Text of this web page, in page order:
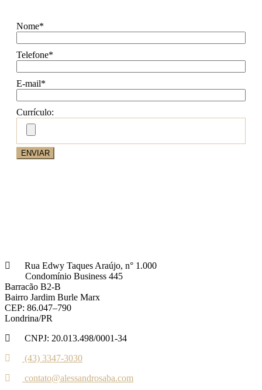
Nome*
Telefone*
E-mail*
Currículo:
ENVIAR
Rua Edwy Taques Araújo, n° 1.000
Condomínio Business 445
Barracão B2-B
Bairro Jardim Burle Marx
CEP: 86.047–790
Londrina/PR
CNPJ: 20.013.498/0001-34
(43) 3347-3030‬‬
contato@alessandrosaba.com